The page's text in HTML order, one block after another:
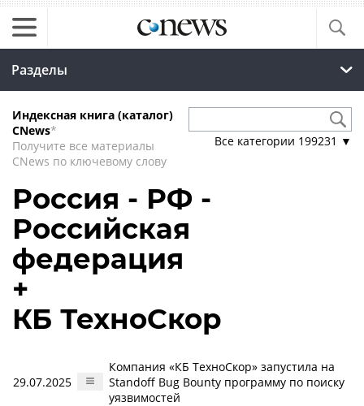
Разделы
Индексная книга (каталог)
CNews*
Получите все материалы
CNews по ключевому слову
Все категории 199231 ▼
Россия - РФ -
Российская
федерация
+
КБ ТехноСкор
29.07.2025
Компания «КБ ТехноСкор» запустила на
Standoff Bug Bounty программу по поиску
уязвимостей